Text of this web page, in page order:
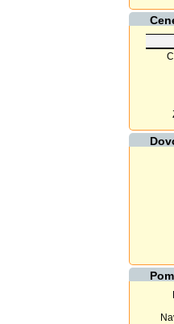
Cene